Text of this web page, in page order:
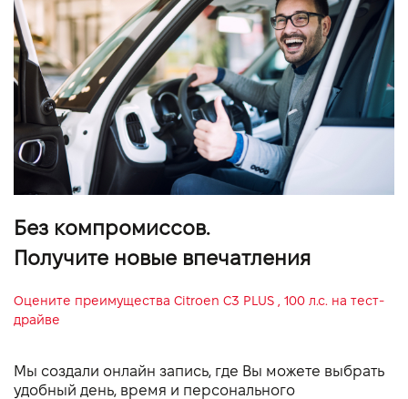
Без компромиссов.
Получите новые впечатления
Оцените преимущества Citroen C3 PLUS , 100 л.с. на тест-
драйве
Мы создали онлайн запись, где Вы можете выбрать
удобный день, время и персонального